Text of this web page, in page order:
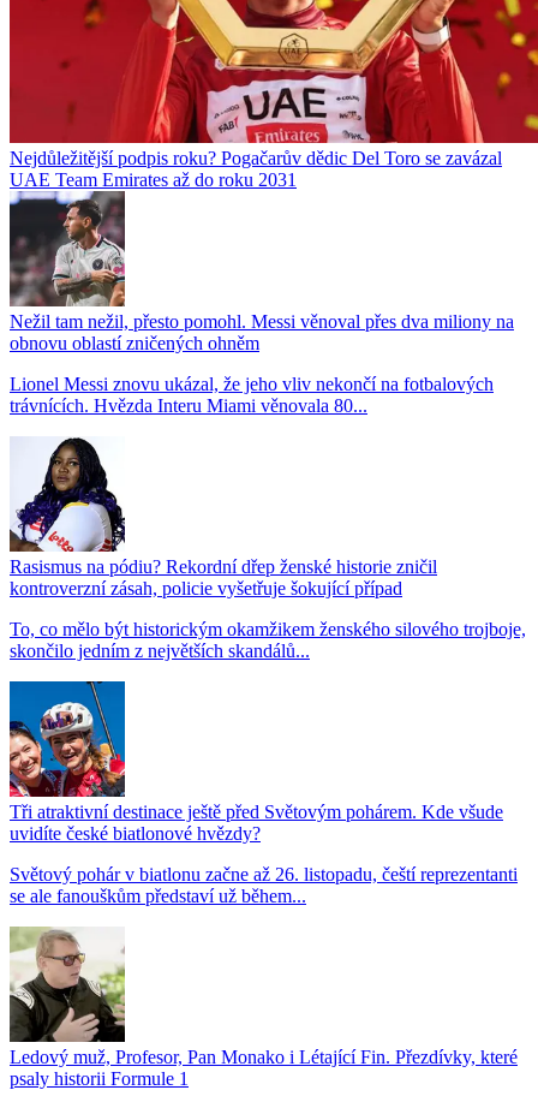
Nejdůležitější podpis roku? Pogačarův dědic Del Toro se zavázal
UAE Team Emirates až do roku 2031
Nežil tam nežil, přesto pomohl. Messi věnoval přes dva miliony na
obnovu oblastí zničených ohněm
Lionel Messi znovu ukázal, že jeho vliv nekončí na fotbalových
trávnících. Hvězda Interu Miami věnovala 80...
Rasismus na pódiu? Rekordní dřep ženské historie zničil
kontroverzní zásah, policie vyšetřuje šokující případ
To, co mělo být historickým okamžikem ženského silového trojboje,
skončilo jedním z největších skandálů...
Tři atraktivní destinace ještě před Světovým pohárem. Kde všude
uvidíte české biatlonové hvězdy?
Světový pohár v biatlonu začne až 26. listopadu, čeští reprezentanti
se ale fanouškům představí už během...
Ledový muž, Profesor, Pan Monako i Létající Fin. Přezdívky, které
psaly historii Formule 1